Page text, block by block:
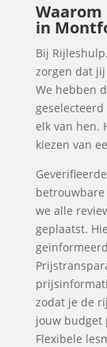
Waarom
in
Bij
zorgen dat
We hebben
elk van hen.
kiezen van
we alle
geplaatst.
zodat je de
jouw budget
Flexibele